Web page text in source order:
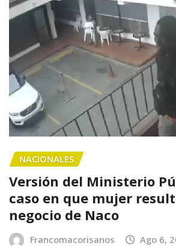
NACIONALES
Versión del Ministerio
caso en que mujer
negocio de Naco
Francomacorisanos Ago 6,